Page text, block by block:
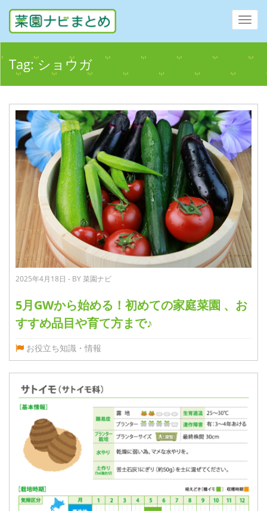
Tag:ショウガ
2025年4月18日 - BY 菜園ナビ
5月GWから始める！初めての家庭菜園 、お
すすめ品目や育て方まで♪
お役立ち知識・情報